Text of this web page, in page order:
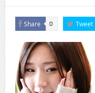
Share 0 Tweet